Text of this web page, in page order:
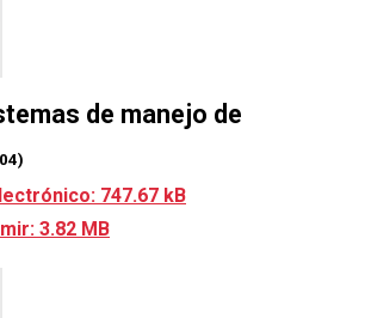
de manejo de
747.67 kB
3.82 MB